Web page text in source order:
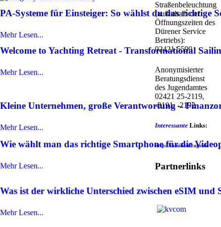
PA-Systeme für Einsteiger: So wählst du das richtige
Mehr Lesen...
Welcome to Yachting Retreat - Transformational
Mehr Lesen...
Kleine Unternehmen, große Verantwortung –
Mehr Lesen...
Wie wählt man das richtige Smartphone für die
Mehr Lesen...
Was ist der wirkliche Unterschied zwischen eSIM und
Mehr Lesen...
Straßenbeleuchtung
(außerhalb der
Öffnungszeiten des
Dürener Service
Betriebs):
02421 5590
Anonymisierter
Beratungsdienst
des Jugendamtes
02421 25-2119,
-2191, -2192
InteressanteLinks:
http://familienfrage.de
Partnerlinks